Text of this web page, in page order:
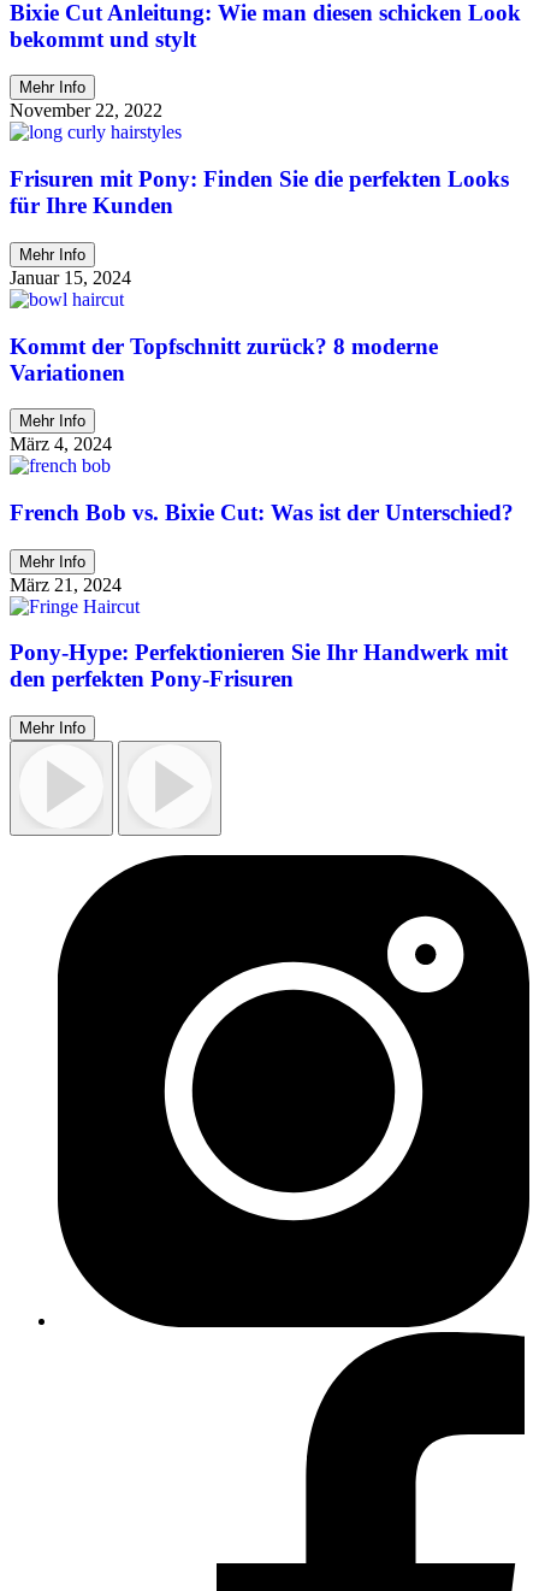
Bixie Cut Anleitung: Wie man diesen schicken Look
bekommt und stylt
Mehr Info
November 22, 2022
Frisuren mit Pony: Finden Sie die perfekten Looks
für Ihre Kunden
Mehr Info
Januar 15, 2024
Kommt der Topfschnitt zurück? 8 moderne
Variationen
Mehr Info
März 4, 2024
French Bob vs. Bixie Cut: Was ist der Unterschied?
Mehr Info
März 21, 2024
Pony-Hype: Perfektionieren Sie Ihr Handwerk mit
den perfekten Pony-Frisuren
Mehr Info